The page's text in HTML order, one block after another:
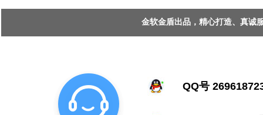
金软金盾出品，精心打造、真
QQ号